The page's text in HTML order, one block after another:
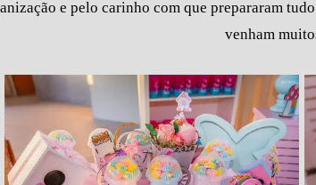
e pelo carinho com que prepararam
venham